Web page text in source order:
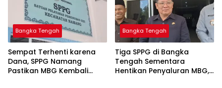
Bangka Tengah
‎Sempat Terhenti karena
Dana, SPPG Namang
Pastikan MBG Kembali
Bangka Tengah
‎Tiga SPPG di Bangka
Tengah Sementara
Hentikan Penyaluran MBG,